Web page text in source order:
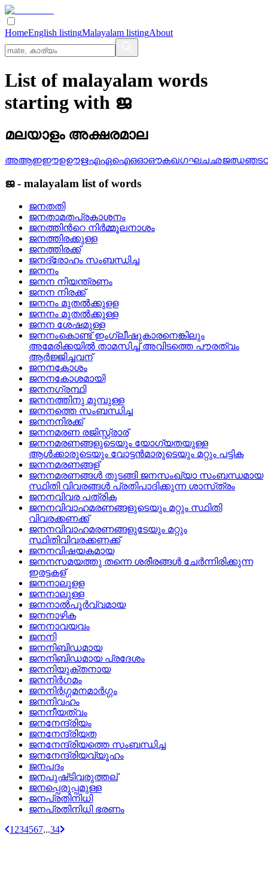
HomeEnglish listingMalayalam listingAbout
List of malayalam words
starting with ജ
മലയാളം അക്ഷരമാല
അആഇഈഉഊഋഎഏഐഒഓഔകഖഗഘചഛജഝഞട
ജ- malayalam list of words
ജനതതി
ജനതാമതപ്രകാശനം
ജനത്തിന്‍റെ നിര്‍മ്മൂലനാശം
ജനത്തിരക്കുള്ള
ജനത്തിരക്ക്
ജനദ്രോഹം സംബന്ധിച്ച
ജനനം
ജനന നിയന്ത്രണം
ജനന നിരക്ക്
ജനനം മുതല്‍ക്കുളള
ജനനം മുതല്‍ക്കുള്ള
ജനന ശേഷമുള്ള
ജനനംകൊണ്ട്‌ ഇംഗ്ലീഷുകാരനെങ്കിലും
അമേരിക്കയില്‍ താമസിച്ച്‌ അവിടത്തെ പൗരത്വം
ആര്‍ജ്ജിച്ചവന്
ജനനകോശം
ജനനകോശമായി
ജനനഗ്രന്ഥി
ജനനത്തിനു മുമ്പുള്ള
ജനനത്തെ സംബന്ധിച്ച
ജനനനിരക്ക്
ജനനമരണ രജിസ്റ്റ്രാര്
ജനനമരണങ്ങളുടെയും യോഗ്യതയുള്ള
ആള്‍ക്കാരുടെയും വോട്ടന്‍മാരുടെയും മറ്റും പട്ടിക
ജനനമരണങ്ങള്
ജനനമരണങ്ങള്‍ തുടങ്ങി ജനസംഖ്യാ സംബന്ധമായ
സ്ഥിതി വിവരങ്ങള്‍ പ്രതിപാദിക്കുന്ന ശാസ്‌ത്രം
ജനനവിവര പത്രിക
ജനനവിവാഹമരണങ്ങളുടെയും മറ്റും സ്ഥിതി
വിവരക്കണക്ക്
ജനനവിവാഹമരണങ്ങളുടേയും മറ്റും
സ്ഥിതിവിവരക്കണക്ക്
ജനനവിഷയകമായ
ജനനസമയത്തു തന്നെ ശരീരങ്ങള്‍ ചേര്‍ന്നിരിക്കുന്ന
ഇരട്ടകള്
ജനനാലുളള
ജനനാലുള്ള
ജനനാല്‍പൂര്‍വ്വമായ
ജനനാഴിക
ജനനാവയവം
ജനനി
ജനനിബിഡമായ
ജനനിബിഡമായ പ്രദേശം
ജനനിയുക്തനായ
ജനനിര്‍ഗമം
ജനനിര്‍ഗ്ഗമനമാര്‍ഗ്ഗം
ജനനിവഹം
ജനനീയത്വം
ജനനേന്ദ്രിയം
ജനനേന്ദ്രിയത
ജനനേന്ദ്രിയത്തെ സംബന്ധിച്ച
ജനനേന്ദ്രിയവ്യൂഹം
ജനപദം
ജനപുഷ്‌ടിവരുത്തല്
ജനപ്പെരുപ്പമുള്ള
ജനപ്രതിനിധി
ജനപ്രതിനിധി ഭരണം
1 234567...34